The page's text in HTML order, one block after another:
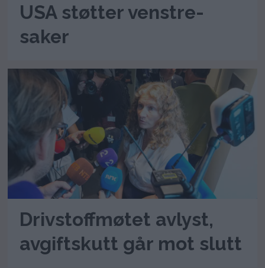
USA støtter venstre-
saker
Drivstoffmøtet avlyst,
avgiftskutt går mot slutt